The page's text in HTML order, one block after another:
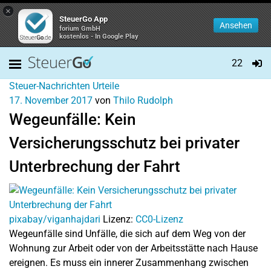
×
SteuerGo App
forium GmbH
kostenlos - In Google Play
Ansehen
22
Steuer-Nachrichten Urteile
17. November 2017 von Thilo Rudolph
Wegeunfälle: Kein
Versicherungsschutz bei privater
Unterbrechung der Fahrt
pixabay/viganhajdari Lizenz: CC0-Lizenz
Wegeunfälle sind Unfälle, die sich auf dem Weg von der
Wohnung zur Arbeit oder von der Arbeitsstätte nach Hause
ereignen. Es muss ein innerer Zusammenhang zwischen